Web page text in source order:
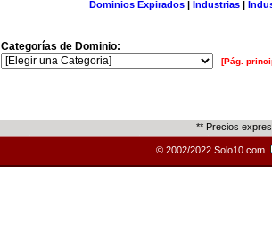
Dominios Expirados | Industrias |
Categorías de Dominio:
[Pág.
** Precios
© 2002/2022 Solo10.com